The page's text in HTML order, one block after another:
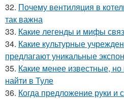
32. Почему вентиляция в
так важна
33. Какие легенды и мифы
34. Какие культурные
предлагают уникальные
35. Какие менее известные,
найти в Туле
36. Когда предложение руки и